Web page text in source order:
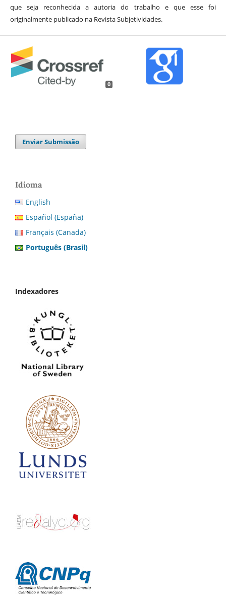
que seja reconhecida a autoria do trabalho e que esse foi
originalmente publicado na Revista Subjetividades.
0
Enviar Submissão
Idioma
English
Español (España)
Français (Canada)
Português (Brasil)
Indexadores